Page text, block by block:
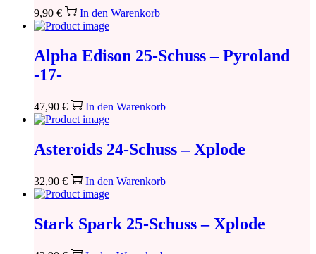
9,90 € In den Warenkorb
Alpha Edison 25-Schuss – Pyroland
-17-
47,90 € In den Warenkorb
Asteroids 24-Schuss – Xplode
32,90 € In den Warenkorb
Stark Spark 25-Schuss – Xplode